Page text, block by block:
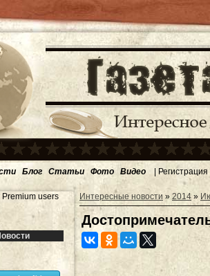
Блог Статьи Фото Видео | Регистрация
users
Интересные новости » 2014 »